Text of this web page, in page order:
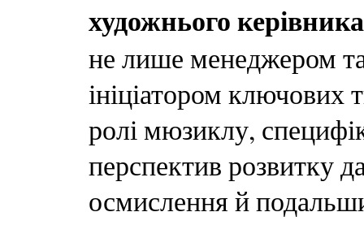
художнього
не лише менеджером
ініціатором ключових
ролі мюзиклу,
перспектив розвитку
осмислення й